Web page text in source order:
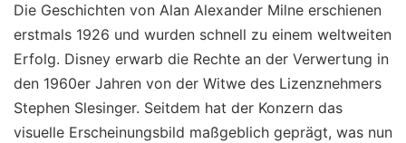
Die Geschichten von Alan Alexander Milne erschienen
erstmals 1926 und wurden schnell zu einem weltweiten
Erfolg. Disney erwarb die Rechte an der Verwertung in
den 1960er Jahren von der Witwe des Lizenznehmers
Stephen Slesinger. Seitdem hat der Konzern das
visuelle Erscheinungsbild maßgeblich geprägt, was nun